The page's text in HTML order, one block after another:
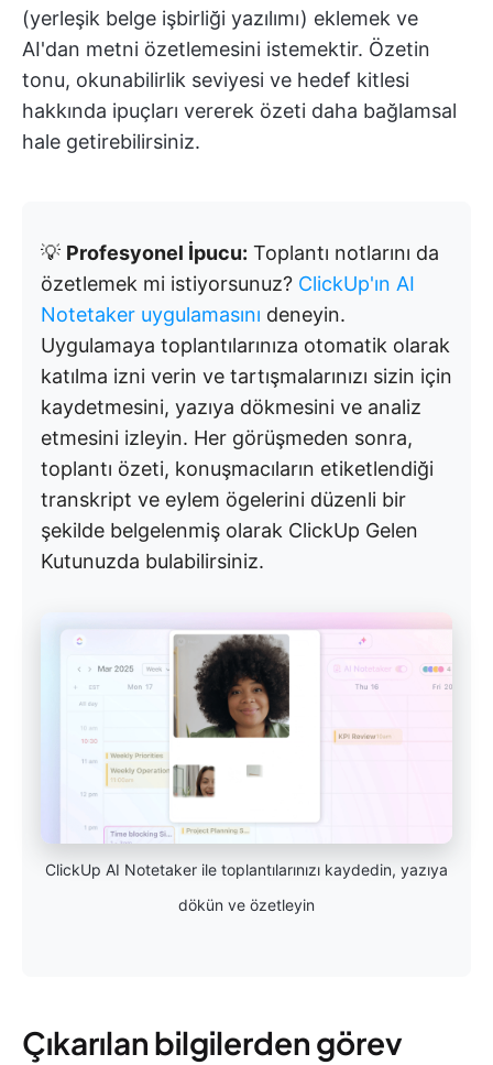
(yerleşik belge işbirliği yazılımı) eklemek ve
AI'dan metni özetlemesini istemektir. Özetin
tonu, okunabilirlik seviyesi ve hedef kitlesi
hakkında ipuçları vererek özeti daha bağlamsal
hale getirebilirsiniz.
💡 Profesyonel İpucu: Toplantı notlarını da
özetlemek mi istiyorsunuz? ClickUp'ın AI
Notetaker uygulamasını deneyin.
Uygulamaya toplantılarınıza otomatik olarak
katılma izni verin ve tartışmalarınızı sizin için
kaydetmesini, yazıya dökmesini ve analiz
etmesini izleyin. Her görüşmeden sonra,
toplantı özeti, konuşmacıların etiketlendiği
transkript ve eylem ögelerini düzenli bir
şekilde belgelenmiş olarak ClickUp Gelen
Kutunuzda bulabilirsiniz.
ClickUp AI Notetaker ile toplantılarınızı kaydedin, yazıya
dökün ve özetleyin
Çıkarılan bilgilerden görev